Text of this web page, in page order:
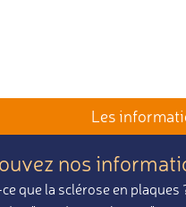
Les
nos
que la sclérose en plaques